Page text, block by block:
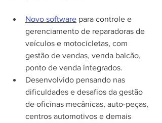
Novo software para controle e
gerenciamento de reparadoras de
veículos e motocicletas, com
gestão de vendas, venda balcão,
ponto de venda integrados.
Desenvolvido pensando nas
dificuldades e desafios da gestão
de oficinas mecânicas, auto-peças,
centros automotivos e demais